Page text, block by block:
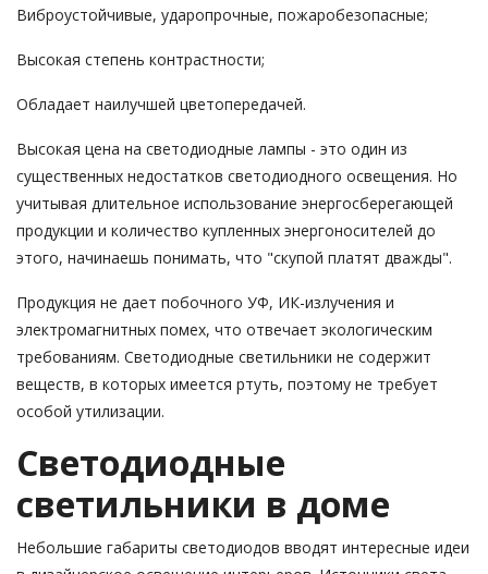
Виброустойчивые, ударопрочные, пожаробезопасные;
Высокая степень контрастности;
Обладает наилучшей цветопередачей.
Высокая цена на светодиодные лампы - это один из
существенных недостатков светодиодного освещения. Но
учитывая длительное использование энергосберегающей
продукции и количество купленных энергоносителей до
этого, начинаешь понимать, что "скупой платят дважды".
Продукция не дает побочного УФ, ИК-излучения и
электромагнитных помех, что отвечает экологическим
требованиям. Светодиодные светильники не содержит
веществ, в которых имеется ртуть, поэтому не требует
особой утилизации.
Светодиодные
светильники в доме
Небольшие габариты светодиодов вводят интересные идеи